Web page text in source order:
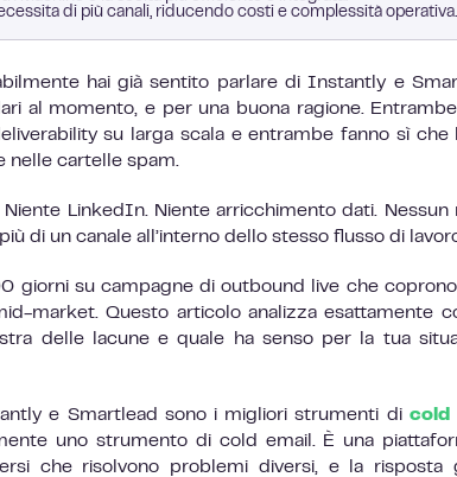
di più canali, riducendo costi e complessità operativa.
hai già sentito parlare di Instantly e
al momento, e per una buona ragione.
su larga scala e entrambe fanno sì che
nelle cartelle spam.
LinkedIn. Niente arricchimento dati. Nessun
di un canale all’interno dello stesso flusso di
su campagne di outbound live che coprono
market. Questo articolo analizza esattamente
delle lacune e quale ha senso per la tua
e Smartlead sono i migliori strumenti di cold
uno strumento di cold email. È una
che risolvono problemi diversi, e la risposta